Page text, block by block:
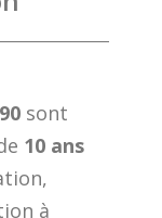
sont
10 ans
à